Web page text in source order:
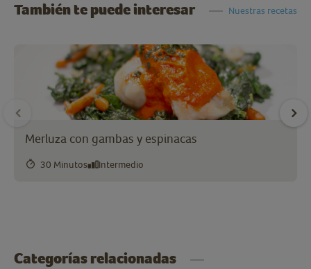
También te puede interesar Nuestras recetas
Merluza con gambas y espinacas
30 Minutos Intermedio
Categorías relacionadas